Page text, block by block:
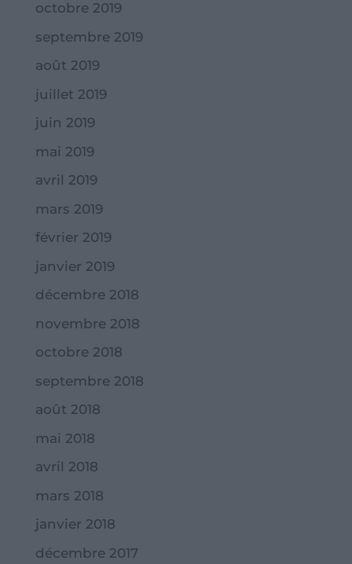
octobre 2019
septembre 2019
août 2019
juillet 2019
juin 2019
mai 2019
avril 2019
mars 2019
février 2019
janvier 2019
décembre 2018
novembre 2018
octobre 2018
septembre 2018
août 2018
mai 2018
avril 2018
mars 2018
janvier 2018
décembre 2017